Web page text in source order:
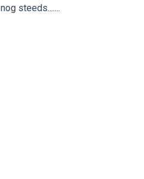
nog steeds.......